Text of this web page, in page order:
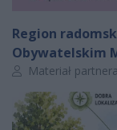
Region
Obywatelskim
Autor artykułu:
Materiał partnera